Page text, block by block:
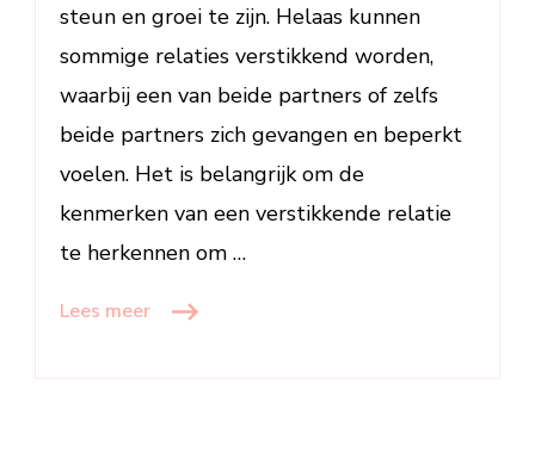
Letten
steun en groei te zijn. Helaas kunnen
sommige relaties verstikkend worden,
waarbij een van beide partners of zelfs
beide partners zich gevangen en beperkt
voelen. Het is belangrijk om de
kenmerken van een verstikkende relatie
te herkennen om …
Lees meer